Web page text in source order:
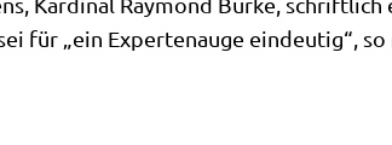
für „ein Exper­ten­au­ge ein­deu­tig“, so